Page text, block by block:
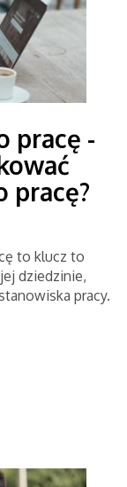
pracę -
pracę?
to klucz to
dziedzinie,
pracy.